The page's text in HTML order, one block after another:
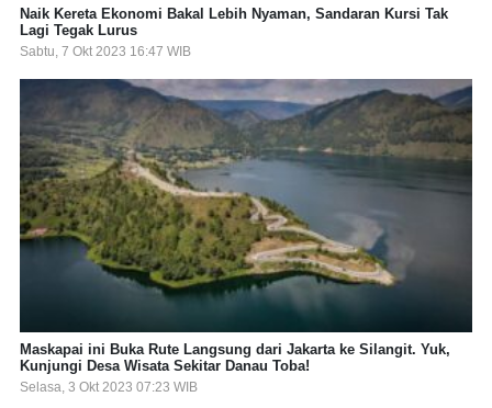
Naik Kereta Ekonomi Bakal Lebih Nyaman, Sandaran Kursi Tak
Lagi Tegak Lurus
Sabtu, 7 Okt 2023 16:47 WIB
Maskapai ini Buka Rute Langsung dari Jakarta ke Silangit. Yuk,
Kunjungi Desa Wisata Sekitar Danau Toba!
Selasa, 3 Okt 2023 07:23 WIB